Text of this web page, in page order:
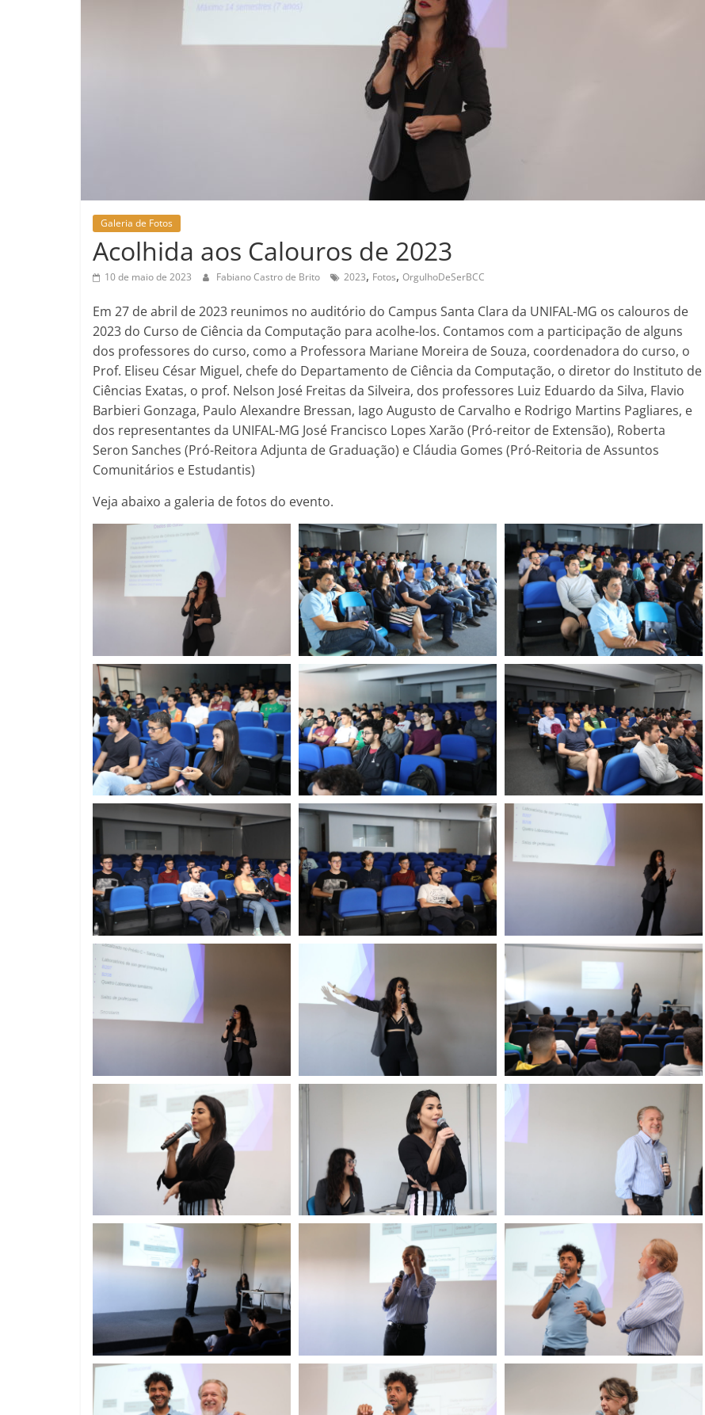
Galeria de Fotos
Acolhida aos Calouros de 2023
10 de maio de 2023 Fabiano Castro de Brito 2023, Fotos, OrgulhoDeSerBCC
Em 27 de abril de 2023 reunimos no auditório do Campus Santa Clara da UNIFAL-MG os calouros de
2023 do Curso de Ciência da Computação para acolhe-los. Contamos com a participação de alguns
dos professores do curso, como a Professora Mariane Moreira de Souza, coordenadora do curso, o
Prof. Eliseu César Miguel, chefe do Departamento de Ciência da Computação, o diretor do Instituto de
Ciências Exatas, o prof. Nelson José Freitas da Silveira, dos professores Luiz Eduardo da Silva, Flavio
Barbieri Gonzaga, Paulo Alexandre Bressan, Iago Augusto de Carvalho e Rodrigo Martins Pagliares, e
dos representantes da UNIFAL-MG José Francisco Lopes Xarão (Pró-reitor de Extensão), Roberta
Seron Sanches (Pró-Reitora Adjunta de Graduação) e Cláudia Gomes (Pró-Reitoria de Assuntos
Comunitários e Estudantis)
Veja abaixo a galeria de fotos do evento.